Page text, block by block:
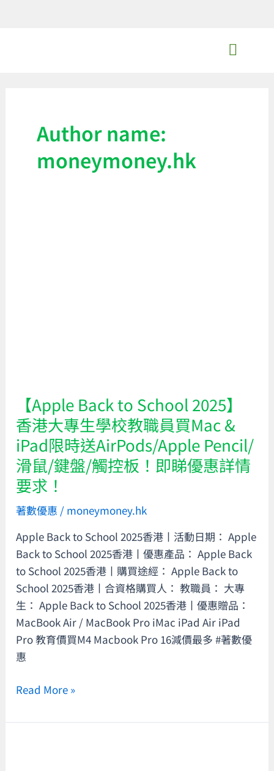
Author name:
moneymoney.hk
【Apple Back to School 2025】
香港大專生學校教職員買Mac &
iPad限時送AirPods/Apple Pencil/
滑鼠/鍵盤/觸控板！即睇優惠詳情
要求！
著數優惠 / moneymoney.hk
Apple Back to School 2025香港丨活動日期： Apple
Back to School 2025香港丨優惠產品： Apple Back
to School 2025香港丨購買途經： Apple Back to
School 2025香港丨合資格購買人： 教職員： 大專
生： Apple Back to School 2025香港丨優惠贈品：
MacBook Air / MacBook Pro iMac iPad Air iPad
Pro 教育價買M4 Macbook Pro 16減價最多 #著數優
惠
學
校
教
職
買
Mac
&
iPad
限
時
送
AirPods/Apple
Pencil/
鼠/
盤/
Read More »